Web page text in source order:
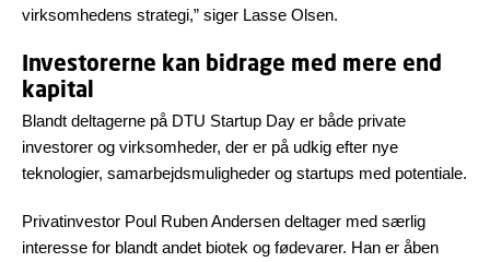
virksomhedens strategi,” siger Lasse Olsen.
Investorerne kan bidrage med mere end
kapital
Blandt deltagerne på DTU Startup Day er både private
investorer og virksomheder, der er på udkig efter nye
teknologier, samarbejdsmuligheder og startups med potentiale.
Privatinvestor Poul Ruben Andersen deltager med særlig
interesse for blandt andet biotek og fødevarer. Han er åben